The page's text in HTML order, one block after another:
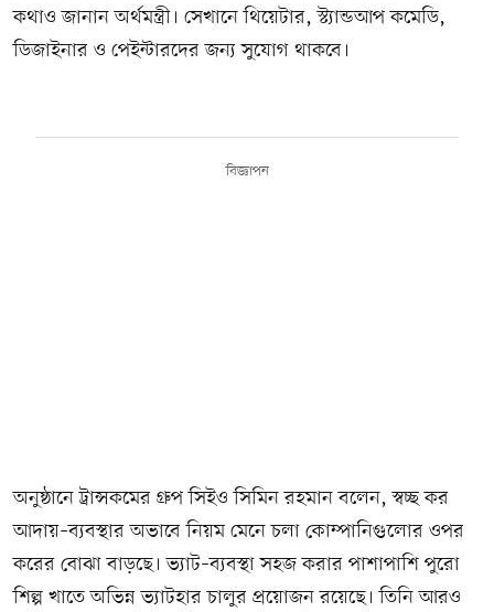
কথাও জানান অর্থমন্ত্রী। সেখানে থিয়েটার, স্ট্যান্ডআপ কমেডি,
ডিজাইনার ও পেইন্টারদের জন্য সুযোগ থাকবে।
বিজ্ঞাপন
অনুষ্ঠানে ট্রান্সকমের গ্রুপ সিইও সিমিন রহমান বলেন, স্বচ্ছ কর
আদায়–ব্যবস্থার অভাবে নিয়ম মেনে চলা কোম্পানিগুলোর ওপর
করের বোঝা বাড়ছে। ভ্যাট–ব্যবস্থা সহজ করার পাশাপাশি পুরো
শিল্প খাতে অভিন্ন ভ্যাটহার চালুর প্রয়োজন রয়েছে। তিনি আরও